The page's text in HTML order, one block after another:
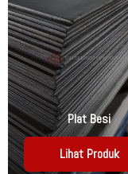
Plat Besi
Lihat Produk